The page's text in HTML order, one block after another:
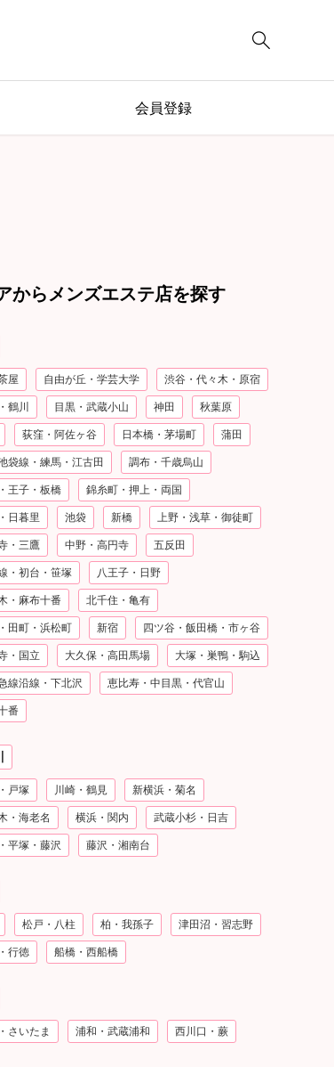

会員登録
からメンズエステ店を探す
屋 自由が丘・学芸大学 渋谷・代々木・原宿
鶴川 目黒・武蔵小山 神田 秋葉原
荻窪・阿佐ヶ谷 日本橋・茅場町 蒲田
袋線・練馬・江古田 調布・千歳烏山
王子・板橋 錦糸町・押上・両国
日暮里 池袋 新橋 上野・浅草・御徒町
・三鷹 中野・高円寺 五反田
・初台・笹塚 八王子・日野
・麻布十番 北千住・亀有
田町・浜松町 新宿 四ツ谷・飯田橋・市ヶ谷
・国立 大久保・高田馬場 大塚・巣鴨・駒込
線沿線・下北沢 恵比寿・中目黒・代官山
番
戸塚 川崎・鶴見 新横浜・菊名
・海老名 横浜・関内 武蔵小杉・日吉
平塚・藤沢 藤沢・湘南台
松戸・八柱 柏・我孫子 津田沼・習志野
行徳 船橋・西船橋
さいたま 浦和・武蔵浦和 西川口・蕨